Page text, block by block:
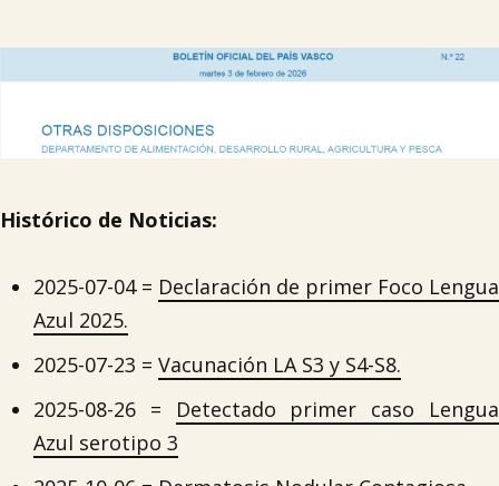
Histórico de Noticias:
2025-07-04 = Declaración de primer Foco Lengua
Azul 2025.
2025-07-23 = Vacunación LA S3 y S4-S8.
2025-08-26 = Detectado primer caso Lengua
Azul serotipo 3